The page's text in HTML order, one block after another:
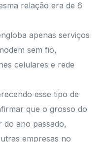
relação era de 6
apenas serviços
sem fio,
celulares e rede
esse tipo de
que o grosso do
ano passado,
empresas no